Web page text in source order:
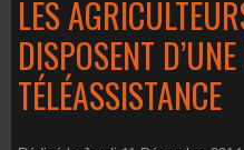
LES
DISPOSENT
TÉLÉASSISTANCE